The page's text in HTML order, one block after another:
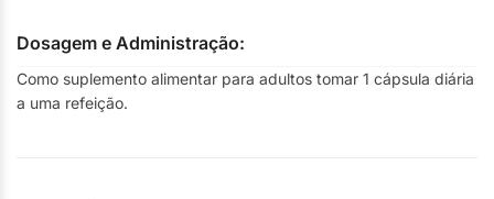
Dosagem e Administração:
Como suplemento alimentar para adultos tomar 1 cápsula diária
a uma refeição.